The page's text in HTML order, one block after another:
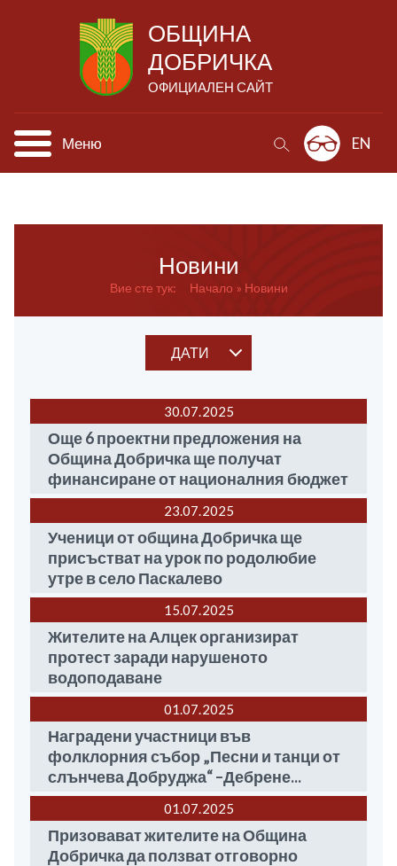
ОБЩИНА
ДОБРИЧКА
ОФИЦИАЛЕН САЙТ
Меню EN
Новини
Вие сте тук: Начало Новини
ДАТИ
30.07 2025
Още 6 проектни предложения на
Община Добричка ще получат
финансиране от националния бюджет
23.07 2025
Ученици от община Добричка ще
присъстват на урок по родолюбие
утре в село Паскалево
15.07 2025
Жителите на Алцек организират
протест заради нарушеното
водоподаване
01.07 2025
Наградени участници във
фолклорния събор „Песни и танци от
слънчева Добруджа“ –Дебрене...
01.07 2025
Призовават жителите на Община
Добричка да ползват отговорно